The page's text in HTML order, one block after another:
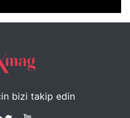
bizi takip edin